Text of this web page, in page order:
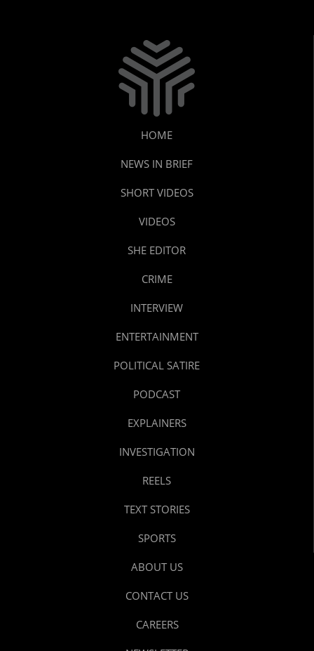
HOME
NEWS IN BRIEF
SHORT VIDEOS
VIDEOS
SHE EDITOR
CRIME
INTERVIEW
ENTERTAINMENT
POLITICAL SATIRE
PODCAST
EXPLAINERS
INVESTIGATION
REELS
TEXT STORIES
SPORTS
ABOUT US
CONTACT US
CAREERS